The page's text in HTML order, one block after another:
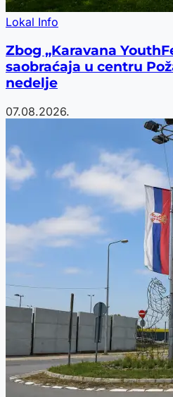
Lokal Info
Zbog „Karavana
saobraćaja u centru
nedelje
07.08.2026.